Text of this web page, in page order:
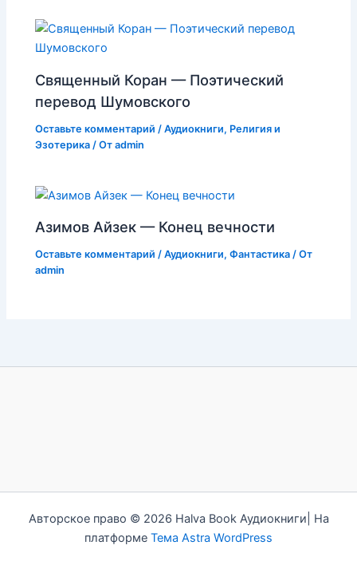
Священный Коран — Поэтический
перевод Шумовского
Оставьте комментарий /Аудиокниги, Религия и
Эзотерика / Отadmin
Азимов Айзек — Конец вечности
Оставьте комментарий /Аудиокниги,Фантастика / От
admin
Авторское право © 2026 Halva Book Аудиокниги| На
платформе Тема Astra WordPress